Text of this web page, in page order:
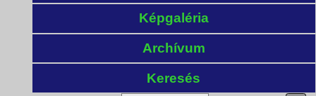
Képgaléria
Archívum
Keresés